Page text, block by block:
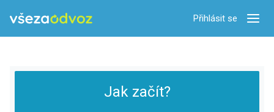
Přihlásit se
Jak začít?